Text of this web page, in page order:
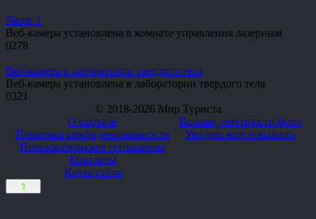
Лазер 1
Веб-камера установлена в комнате управления лазерным
0278
Веб-камера в лаборатории твердого тела
Веб-камера установлена в лаборатории твердого тела
0321
© 2018-2026 Мир Туриста
О портале
Политика конфиденциальности
Пользовательское соглашение
Контакты
Карта сайта
Больше, чем просто фото
Увидеть мир и выжить